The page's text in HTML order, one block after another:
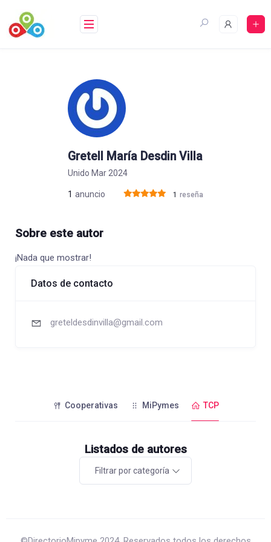
contenido
Gretell María Desdin Villa
Unido Mar 2024
1 anuncio 1 reseña
Sobre este autor
¡Nada que mostrar!
Datos de contacto
greteldesdinvilla@gmail.com
Cooperativas MiPymes TCP
Listados de autores
Filtrar por categoría